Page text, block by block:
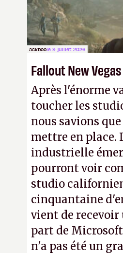
ackboole 9 juillet 2026
Fallout New
Après l'énorme
toucher les
nous savions
mettre en place.
industrielle
pourront voir
studio
cinquantaine
vient de recevoir
part de
n'a pas été un